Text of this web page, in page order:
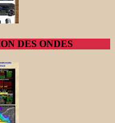
DES ONDES